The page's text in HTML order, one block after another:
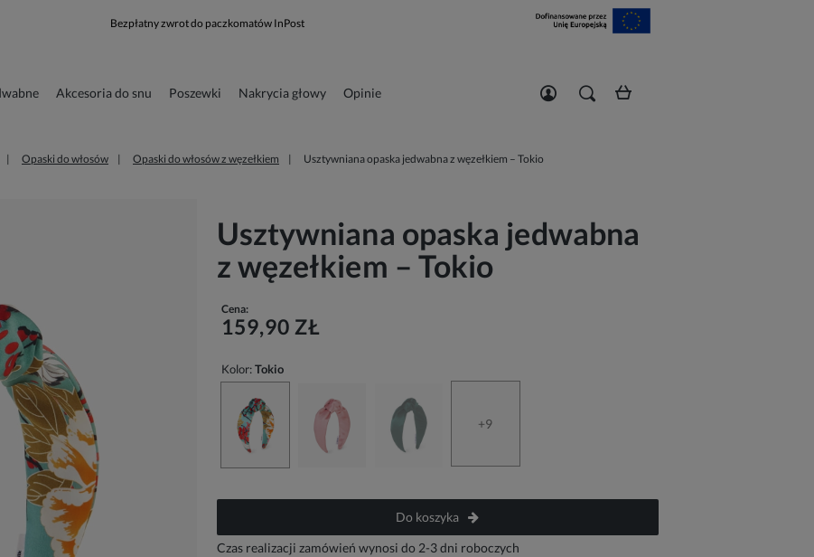
Bezpłatny zwrot do paczkomatów InPost
Akcesoria do snu Poszewki Nakrycia głowy Opinie
Opaski do włosów Opaski do włosów z węzełkiem Usztywniana opaska jedwabna z węzełkiem – Tokio
Usztywniana opaska jedwabna
z węzełkiem – Tokio
Cena:
159,90 ZŁ
Kolor:Tokio
+9
Do koszyka
Czas realizacji zamówień wynosi do 2-3 dni roboczych